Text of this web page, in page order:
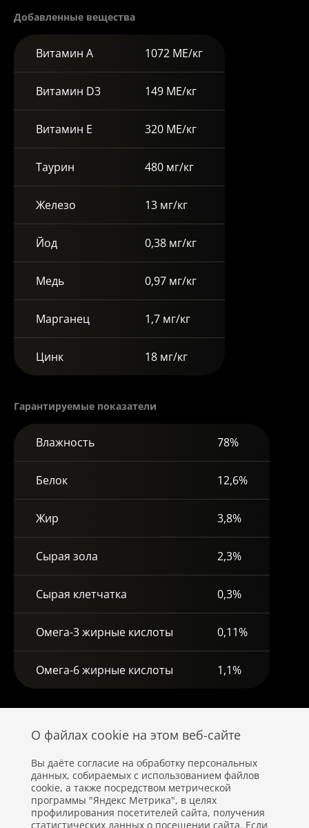
Добавленные вещества
Витамин А 1072 МЕ/кг
Витамин D3 149 МЕ/кг
Витамин Е 320 МЕ/кг
Таурин 480 мг/кг
Железо 13 мг/кг
Йод 0,38 мг/кг
Медь 0,97 мг/кг
Марганец 1,7 мг/кг
Цинк 18 мг/кг
Гарантируемые показатели
Влажность 78%
Белок 12,6%
Жир 3,8%
Сырая зола 2,3%
Сырая клетчатка 0,3%
Омега-3 жирные кислоты 0,11%
Омега-6 жирные кислоты 1,1%
О файлах cookie на этом веб-сайте
Вы даёте согласие на обработку персональных
данных, собираемых с использованием файлов
cookie, а также посредством метрической
программы "Яндекс Метрика", в целях
профилирования посетителей сайта, получения
статистических данных о посещении сайта. Если